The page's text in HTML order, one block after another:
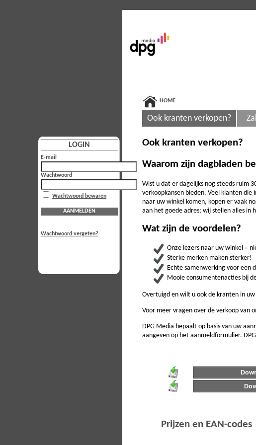
HOME
Ook kranten verkopen?
LOGIN
E-mail
Wachtwoord
Wachtwoord bewaren
AANMELDEN
Wachtwoord vergeten?
Ook kranten verkopen?
Waarom zijn dagbladen
Wist u dat er dagelijks nog steeds ruim
verkoopkansen bieden. Veel klanten
naar uw winkel komen, kopen er vaak
aan het goede adres; wij stellen alles
Wat zijn de voordelen?
Onze lezers naar uw winkel =
Sterke merken maken sterker!
Echte samenwerking voor een
Mooie consumentenacties bij
Overtuigd en wilt u ook de kranten in
Voor meer vragen over de verkoop van
DPG Media bepaalt op basis van uw
aangeven op het aanmeldformulier.
Prijzen en EAN-codes